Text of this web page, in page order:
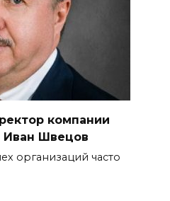
компании
Иван Швецов
организаций часто